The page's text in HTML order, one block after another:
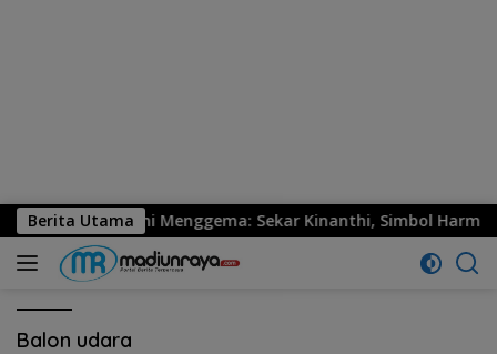
Berita UtamaResmi Menggema: Sekar Kinanthi, Simbol Harmoni
Balon udara